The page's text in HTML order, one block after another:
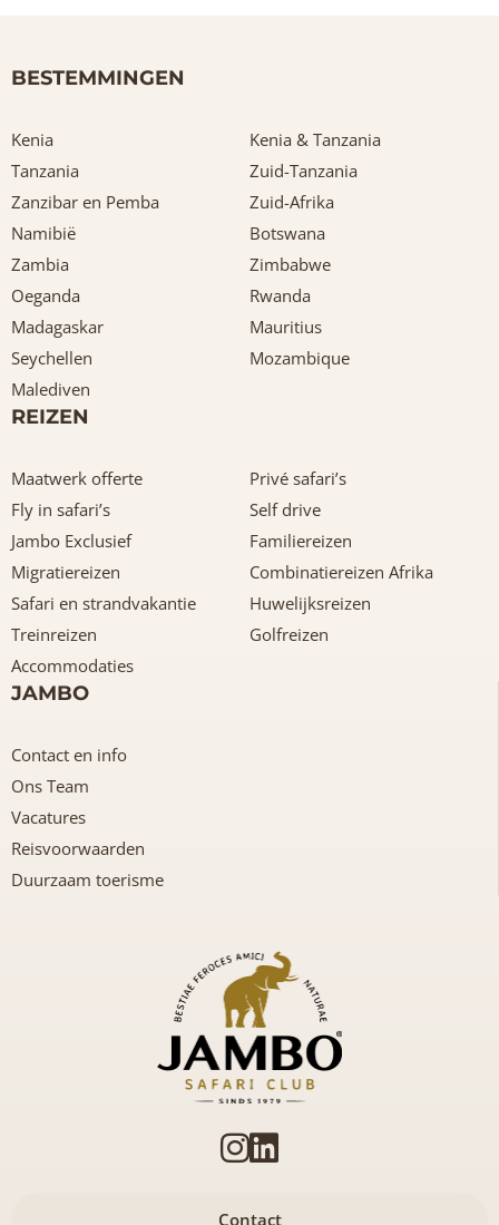
BESTEMMINGEN
Kenia
Kenia & Tanzania
Tanzania
Zuid-Tanzania
Zanzibar en Pemba
Zuid-Afrika
Namibië
Botswana
Zambia
Zimbabwe
Oeganda
Rwanda
Madagaskar
Mauritius
Seychellen
Mozambique
Malediven
REIZEN
Maatwerk offerte
Privé safari’s
Fly in safari’s
Self drive
Jambo Exclusief
Familiereizen
Migratiereizen
Combinatiereizen Afrika
Safari en strandvakantie
Huwelijksreizen
Treinreizen
Golfreizen
Accommodaties
JAMBO
Contact en info
Ons Team
Vacatures
Reisvoorwaarden
Duurzaam toerisme
Contact